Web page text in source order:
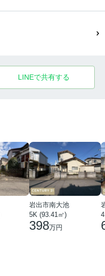
LINEで共有する
岩出市南大池
5K (93.41㎡)
398万円